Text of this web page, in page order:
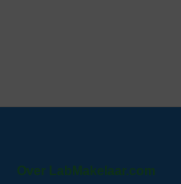
Over LabMakelaar.com